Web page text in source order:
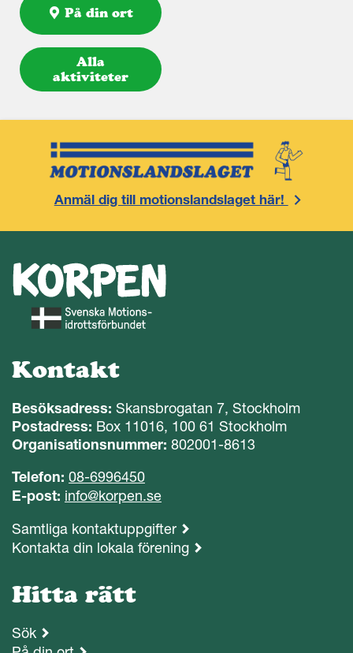
På din ort
Alla
aktiviteter
Anmäl dig till motionslandslaget här!
Kontakt
Besöksadress: Skansbrogatan 7, Stockholm
Postadress: Box 11016, 100 61 Stockholm
Organisationsnummer: 802001-8613
Telefon: 08-6996450
E-post: info@korpen.se
Samtliga kontaktuppgifter
Kontakta din lokala förening
Hitta rätt
Sök